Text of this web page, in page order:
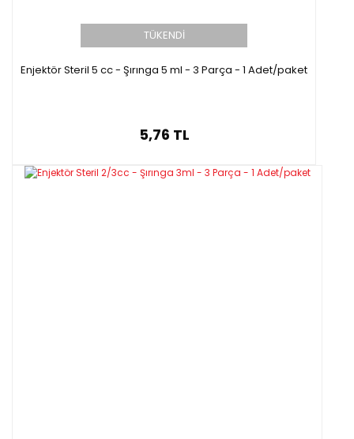
TÜKENDİ
Enjektör Steril 5 cc - Şırınga 5 ml - 3 Parça - 1 Adet/paket
5,76 TL